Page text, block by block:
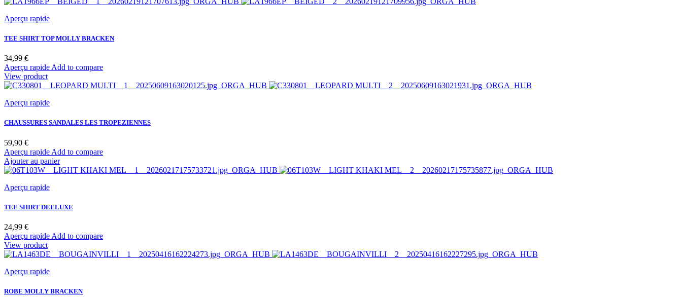
Aperçu rapide
TEE SHIRT TOP MOLLY BRACKEN
Prix
34,99 €
Aperçu rapide Add to compare
View product
Aperçu rapide
CHAUSSURES SANDALES LES TROPEZIENNES
Prix
59,90 €
Aperçu rapide Add to compare
Ajouter au panier
Aperçu rapide
TEE SHIRT DEELUXE
Prix
24,99 €
Aperçu rapide Add to compare
View product
Aperçu rapide
ROBE MOLLY BRACKEN